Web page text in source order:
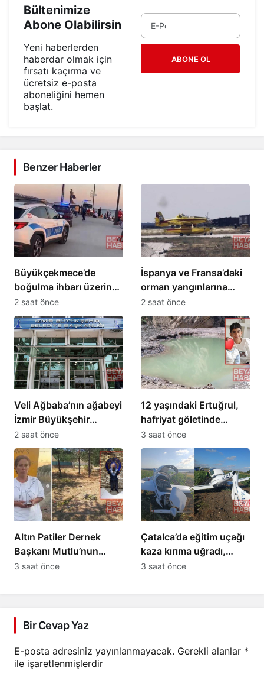
Bültenimize
Abone Olabilirsin
Yeni haberlerden
haberdar olmak için
fırsatı kaçırma ve
ücretsiz e-posta
aboneliğini hemen
başlat.
ABONE OL
Benzer Haberler
Büyükçekmece’de
boğulma ihbarı üzerine
arama çalışması
başlatıldı
2 saat önce
İspanya ve Fransa’daki
orman yangınlarına
müdahale eden 4 uçak
Türkiye’ye döndü
2 saat önce
Veli Ağbaba’nın ağabeyi
İzmir Büyükşehir
Belediyesi
soruşturmasında
tutuklandı
2 saat önce
12 yaşındaki Ertuğrul,
hafriyat göletinde
boğuldu
3 saat önce
Altın Patiler Dernek
Başkanı Mutlu’nun
öldürülmesiyle 5 kişi
3 saat önce
Çatalca’da eğitim uçağı
kaza kırıma uğradı,
öğrenci pilot yaralandı
3 saat önce
Bir Cevap Yaz
E-posta adresiniz yayınlanmayacak. Gerekli alanlar *
ile işaretlenmişlerdir